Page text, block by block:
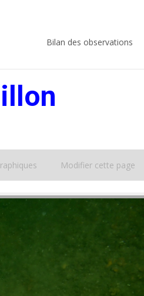
Bilan des observations
Modifier cette page